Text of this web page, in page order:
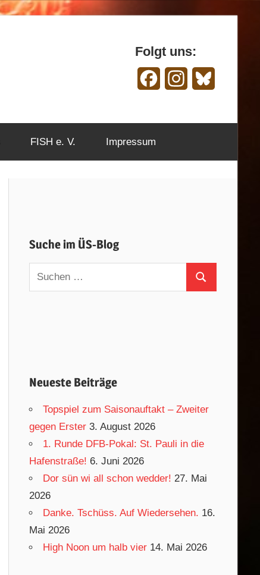
Folgt uns:
FacebookInstagram
FISH e. V. Impressum
Suche im ÜS-Blog
Suchen
nach:
Suchen
Neueste Beiträge
Topspiel zum Saisonauftakt – Zweiter
gegen Erster 3. August 2026
1. Runde DFB-Pokal: St. Pauli in die
Hafenstraße! 6. Juni 2026
Dor sün wi all schon wedder! 27. Mai
2026
Danke. Tschüss. Auf Wiedersehen. 16.
Mai 2026
High Noon um halb vier 14. Mai 2026